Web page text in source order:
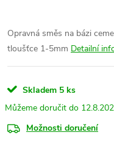
Opravná směs na bázi
tloušťce 1-5mm Detailní
Skladem 5 ks
Možnosti doručení